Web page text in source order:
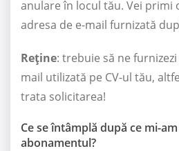
anulare în locul tău. Vei primi
adresa de e-mail furnizată
Reține: trebuie să ne
mail utilizată pe CV-ul tău,
trata solicitarea!
Ce se întâmplă după ce mi-
abonamentul?